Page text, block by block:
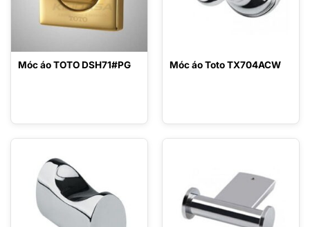
Móc áo TOTO DSH71#PG Móc áo Toto TX704ACW